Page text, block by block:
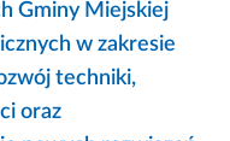
Gminy Miejskiej
w zakresie
techniki,
oraz